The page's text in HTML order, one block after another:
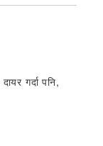
गर्दा पनि,